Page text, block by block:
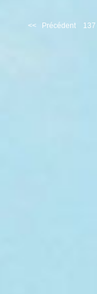
<< Précédent 137